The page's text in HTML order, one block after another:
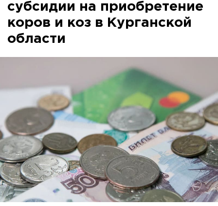
субсидии на приобретение
коров и коз в Курганской
области